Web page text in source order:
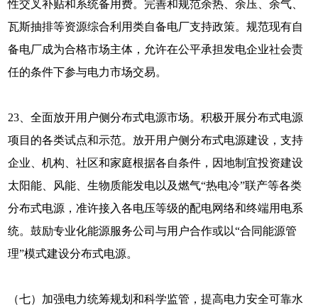
性交叉补贴和系统备用费。完善和规范余热、余压、余气、
瓦斯抽排等资源综合利用类自备电厂支持政策。规范现有自
备电厂成为合格市场主体，允许在公平承担发电企业社会责
任的条件下参与电力市场交易。
23、全面放开用户侧分布式电源市场。积极开展分布式电源
项目的各类试点和示范。放开用户侧分布式电源建设，支持
企业、机构、社区和家庭根据各自条件，因地制宜投资建设
太阳能、风能、生物质能发电以及燃气“热电冷”联产等各类
分布式电源，准许接入各电压等级的配电网络和终端用电系
统。鼓励专业化能源服务公司与用户合作或以“合同能源管
理”模式建设分布式电源。
（七）加强电力统筹规划和科学监管，提高电力安全可靠水